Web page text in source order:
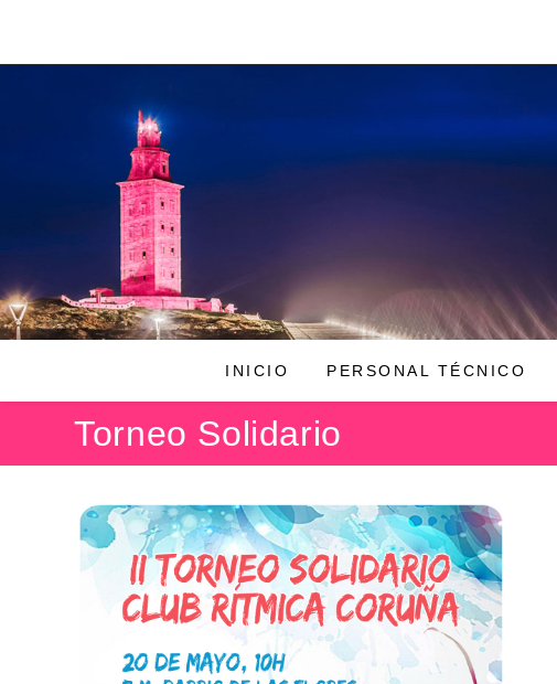
contenido
INICIO PERSONAL TÉCNICO
Torneo Solidario